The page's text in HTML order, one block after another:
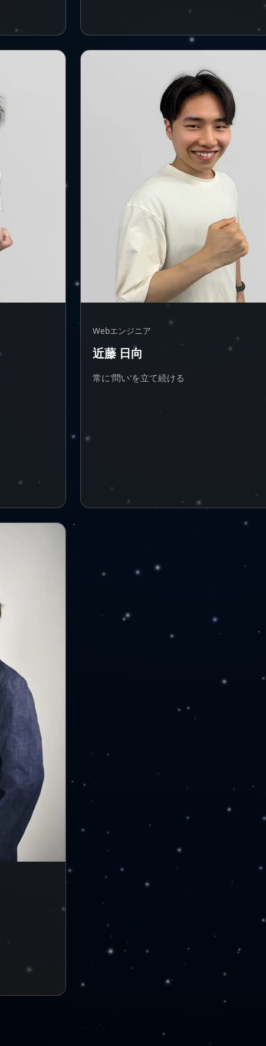
Webエンジニア
近藤 日向
常に'問い'を立て続ける